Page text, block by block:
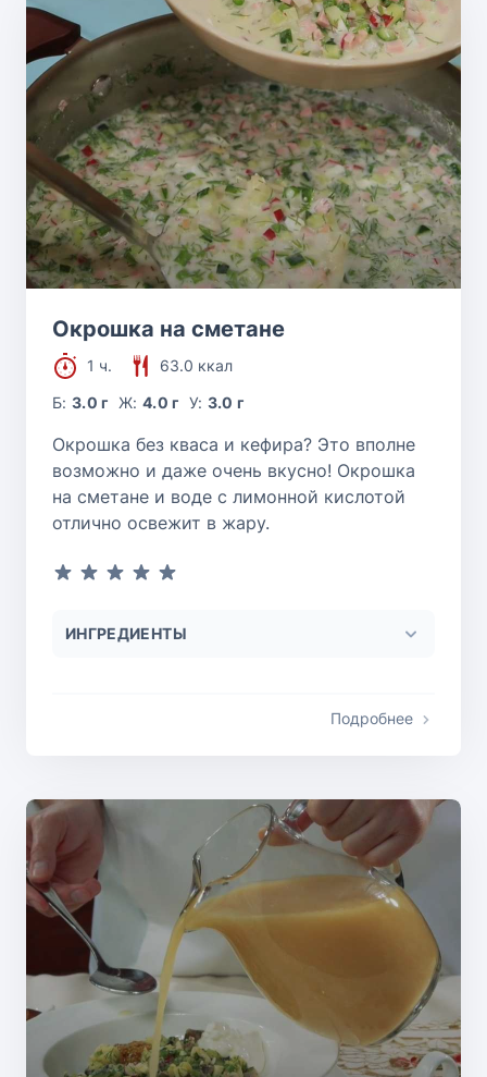
Окрошка на сметане
1 ч.
63.0 ккал
Б:3.0 г Ж: 4.0 г У: 3.0 г
Окрошка без кваса и кефира? Это вполне
возможно и даже очень вкусно! Окрошка
на сметане и воде с лимонной кислотой
отлично освежит в жару.
ИНГРЕДИЕНТЫ
Подробнее